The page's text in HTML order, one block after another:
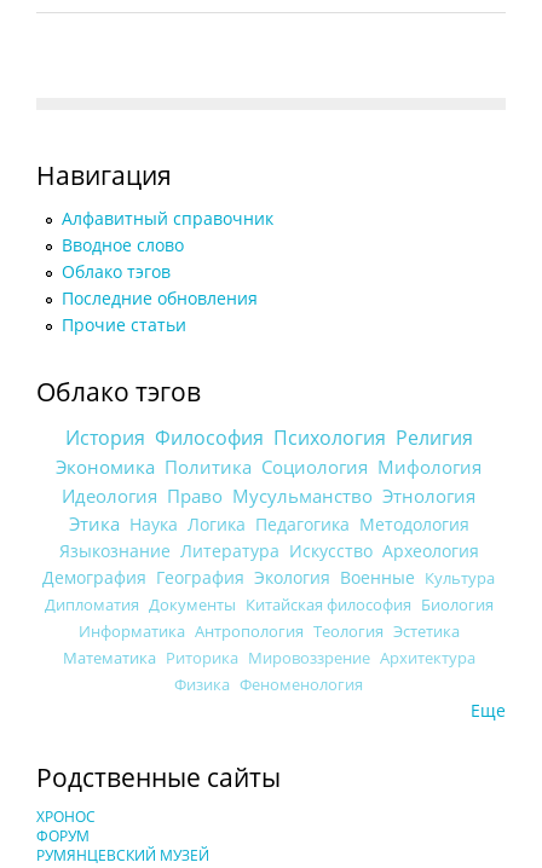
Навигация
Алфавитный справочник
Вводное слово
Облако тэгов
Последние обновления
Прочие статьи
Облако тэгов
История Философия Психология Религия
Экономика Политика Социология Мифология
Идеология Право Мусульманство Этнология
Этика Наука Логика Педагогика Методология
Языкознание Литература Искусство Археология
Демография География Экология Военные Культура
Дипломатия Документы Китайская философия Биология
Информатика Антропология Теология Эстетика
Математика Риторика Мировоззрение Архитектура
Физика Феноменология
Еще
Родственные сайты
ХРОНОС
ФОРУМ
РУМЯНЦЕВСКИЙ МУЗЕЙ